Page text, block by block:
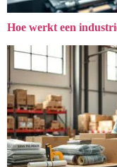
Hoe werkt een